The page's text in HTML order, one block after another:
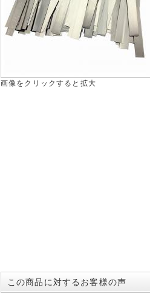
画像をクリックすると拡大
この商品に対するお客様の声